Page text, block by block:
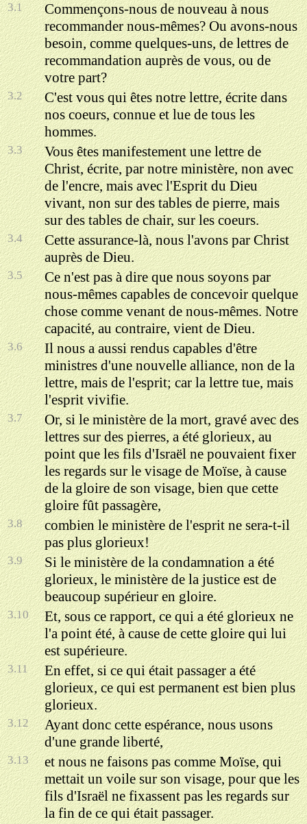
3.1
Commençons-nous de nouveau à nous
recommander nous-mêmes? Ou avons-nous
besoin, comme quelques-uns, de lettres de
recommandation auprès de vous, ou de
votre part?
3.2
C'est vous qui êtes notre lettre, écrite dans
nos coeurs, connue et lue de tous les
hommes.
3.3
Vous êtes manifestement une lettre de
Christ, écrite, par notre ministère, non avec
de l'encre, mais avec l'Esprit du Dieu
vivant, non sur des tables de pierre, mais
sur des tables de chair, sur les coeurs.
3.4
Cette assurance-là, nous l'avons par Christ
auprès de Dieu.
3.5
Ce n'est pas à dire que nous soyons par
nous-mêmes capables de concevoir quelque
chose comme venant de nous-mêmes. Notre
capacité, au contraire, vient de Dieu.
3.6
Il nous a aussi rendus capables d'être
ministres d'une nouvelle alliance, non de la
lettre, mais de l'esprit; car la lettre tue, mais
l'esprit vivifie.
3.7
Or, si le ministère de la mort, gravé avec des
lettres sur des pierres, a été glorieux, au
point que les fils d'Israël ne pouvaient fixer
les regards sur le visage de Moïse, à cause
de la gloire de son visage, bien que cette
gloire fût passagère,
3.8
combien le ministère de l'esprit ne sera-t-il
pas plus glorieux!
3.9
Si le ministère de la condamnation a été
glorieux, le ministère de la justice est de
beaucoup supérieur en gloire.
3.10
Et, sous ce rapport, ce qui a été glorieux ne
l'a point été, à cause de cette gloire qui lui
est supérieure.
3.11
En effet, si ce qui était passager a été
glorieux, ce qui est permanent est bien plus
glorieux.
3.12
Ayant donc cette espérance, nous usons
d'une grande liberté,
3.13
et nous ne faisons pas comme Moïse, qui
mettait un voile sur son visage, pour que les
fils d'Israël ne fixassent pas les regards sur
la fin de ce qui était passager.